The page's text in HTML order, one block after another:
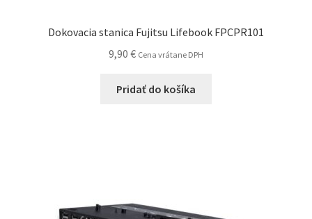
Dokovacia stanica Fujitsu Lifebook FPCPR101
9,90 € Cena vrátane DPH
Pridať do košíka